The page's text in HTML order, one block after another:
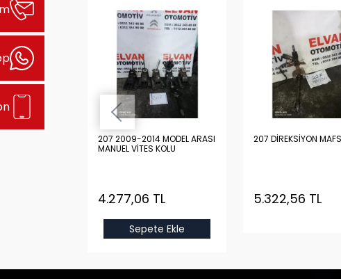
207 2009-2014 MODEL ARASI
MANUEL VİTES KOLU
4.277,06 TL
Sepete Ekle
207 DİREKSİYON
5.322,56 TL